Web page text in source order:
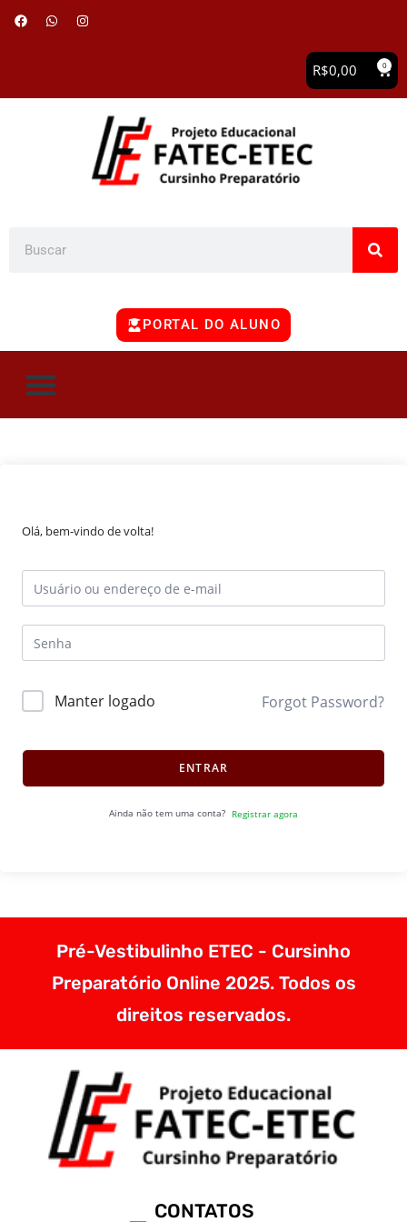
R$0,00 0
PORTAL DO ALUNO
Olá, bem-vindo de volta!
Manter logado Forgot Password?
ENTRAR
Ainda não tem uma conta? Registrar agora
Pré-Vestibulinho ETEC - Cursinho
Preparatório Online 2025. Todos os
direitos reservados.
CONTATOS